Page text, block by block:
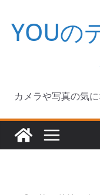
キ
YOUの
カメラや写真の気